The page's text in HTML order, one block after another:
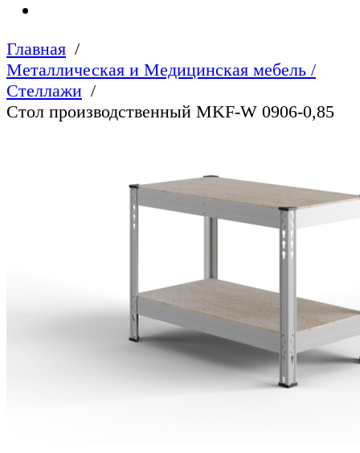
Главная
Металлическая и Медицинская мебель /
Стеллажи
Стол производственный MKF-W 0906-0,85